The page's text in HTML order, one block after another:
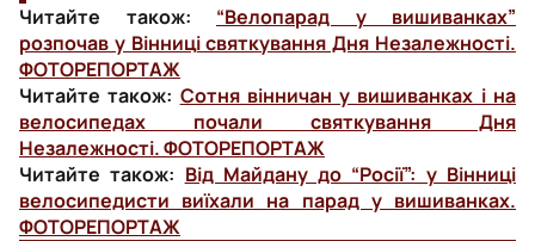
Читайте також:
“Велопарад у вишиванках”
розпочав у Вінниці святкування Дня Незалежності.
ФОТОРЕПОРТАЖ
Читайте також: Сотня вінничан у вишиванках і на
велосипедах почали святкування Дня
Незалежності. ФОТОРЕПОРТАЖ
Читайте також: Від Майдану до “Росії”: у Вінниці
велосипедисти виїхали на парад у вишиванках.
ФОТОРЕПОРТАЖ